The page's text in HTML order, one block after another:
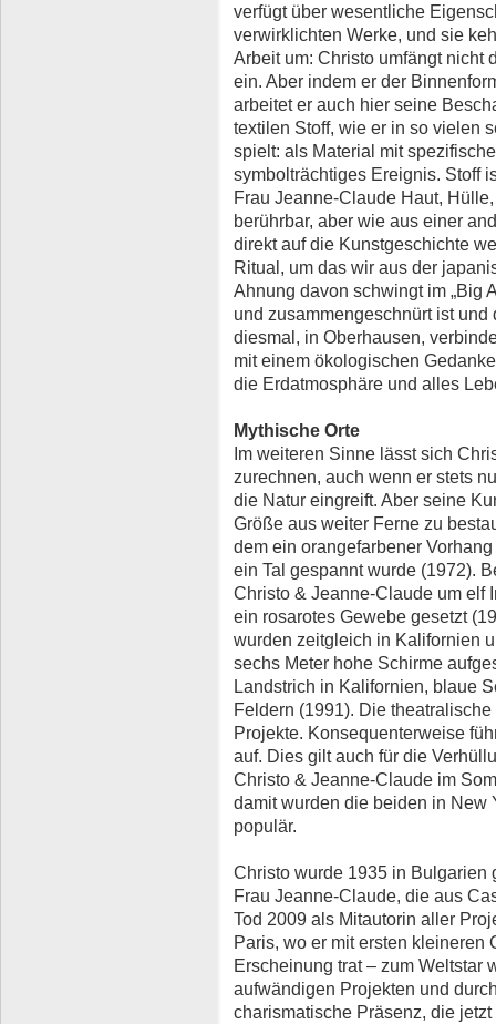
verfügt über wesentliche
verwirklichten Werke, und sie
Arbeit um: Christo umfängt nicht
ein. Aber indem er der
arbeitet er auch hier seine
textilen Stoff, wie er in so vielen
spielt: als Material mit
symbolträchtiges Ereignis. Stoff
Frau Jeanne-Claude Haut,
berührbar, aber wie aus einer
direkt auf die Kunstgeschichte
Ritual, um das wir aus der
Ahnung davon schwingt im „Big
und zusammengeschnürt ist
diesmal, in Oberhausen,
mit einem ökologischen
die Erdatmosphäre und alles
Mythische Orte
Im weiteren Sinne lässt sich
zurechnen, auch wenn er stets
die Natur eingreift. Aber seine
Größe aus weiter Ferne zu
dem ein orangefarbener
ein Tal gespannt wurde (1972).
Christo & Jeanne-Claude um elf
ein rosarotes Gewebe gesetzt
wurden zeitgleich in Kalifornien
sechs Meter hohe Schirme
Landstrich in Kalifornien, blaue
Feldern (1991). Die
Projekte. Konsequenterweise
auf. Dies gilt auch für die
Christo & Jeanne-Claude im
damit wurden die beiden in New
populär.
Christo wurde 1935 in Bulgarien
Frau Jeanne-Claude, die aus
Tod 2009 als Mitautorin aller
Paris, wo er mit ersten kleineren
Erscheinung trat – zum Weltstar
aufwändigen Projekten und
charismatische Präsenz, die